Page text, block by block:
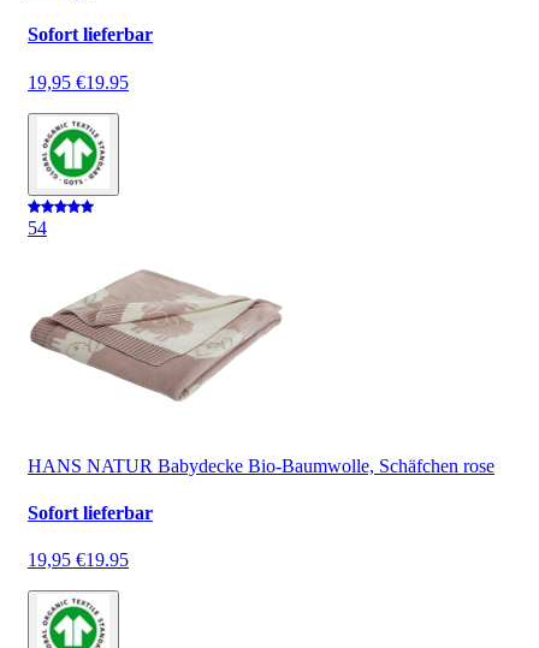
Sofort lieferbar
19,95 €19.95
54
HANS NATUR Babydecke Bio-Baumwolle, Schäfchen rose
Sofort lieferbar
19,95 €19.95